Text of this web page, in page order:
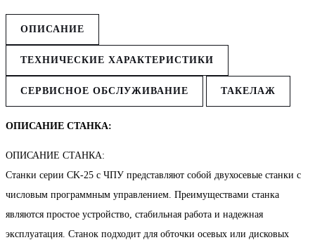
ОПИСАНИЕ
ТЕХНИЧЕСКИЕ ХАРАКТЕРИСТИКИ
СЕРВИСНОЕ ОБСЛУЖИВАНИЕ ТАКЕЛАЖ
ОПИСАНИЕ СТАНКА:
ОПИСАНИЕ СТАНКА:
Станки серии CK-25 с ЧПУ представляют собой двухосевые станки с
числовым программным управлением. Преимуществами станка
являются простое устройство, стабильная работа и надежная
эксплуатация. Станок подходит для обточки осевых или дисковых